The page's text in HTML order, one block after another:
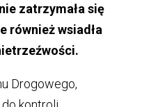
zatrzymała się
również wsiadła
Drogowego,